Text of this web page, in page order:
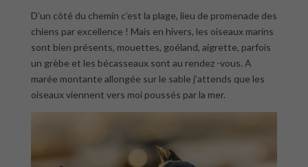
D’un côté du chemin c’est la plage, lieu de promenade des
chiens par excellence ! Mais en hivers, les oiseaux marins
sont bien présents, mouettes, goéland, aigrette, parfois
un grèbe et les bécasseaux sont au rendez -vous. A
marée montante allongée sur le sable j’attends que les
oiseaux viennent vers moi poussés par la mer.